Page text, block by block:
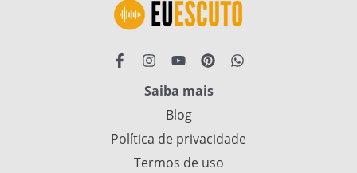
Saiba mais
Blog
Política de privacidade
Termos de uso